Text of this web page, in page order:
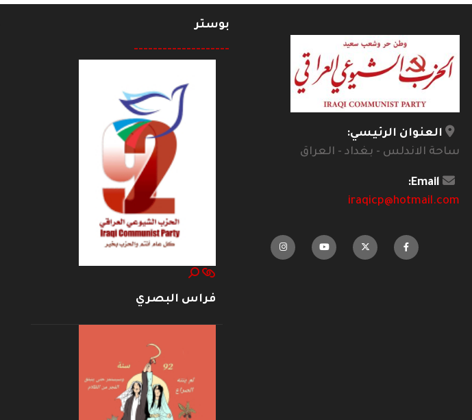
العنوان الرئيسي:
ساحة الاندلس - بغداد - العراق
Email:
iraqicp@hotmail.com
بوستر
--------------------
فراس البصري